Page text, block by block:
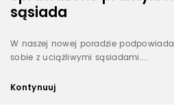
sąsiada
W naszej nowej poradzie
sobie z uciążliwymi sąsiadami....
Kontynuuj